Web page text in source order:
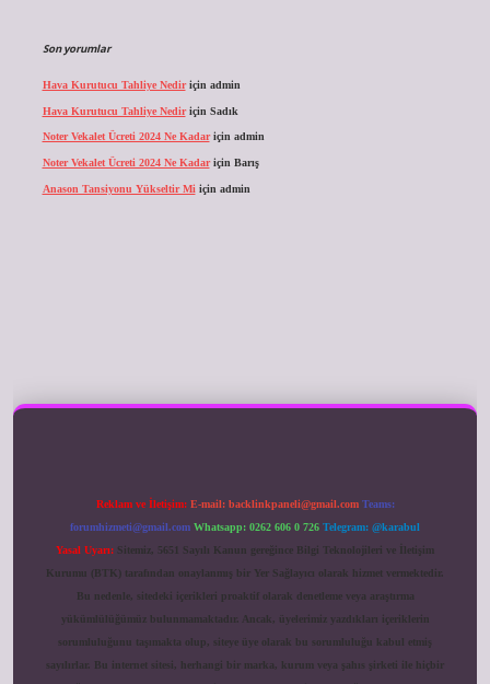
Son yorumlar
Hava Kurutucu Tahliye Nediriçin admin
Hava Kurutucu Tahliye Nediriçin Sadık
Noter Vekalet Ücreti 2024 Ne Kadariçin admin
Noter Vekalet Ücreti 2024 Ne Kadariçin Barış
Anason Tansiyonu Yükseltir Mi için admin
Reklam ve İletişim: E-mail: backlinkpaneli@gmail.com Teams:
forumhizmeti@gmail.com Whatsapp: 0262 606 0 726 Telegram: @karabul
Yasal Uyarı: Sitemiz, 5651 Sayılı Kanun gereğince Bilgi Teknolojileri ve İletişim
Kurumu (BTK) tarafından onaylanmış bir Yer Sağlayıcı olarak hizmet vermektedir.
Bu nedenle, sitedeki içerikleri proaktif olarak denetleme veya araştırma
yükümlülüğümüz bulunmamaktadır. Ancak, üyelerimiz yazdıkları içeriklerin
sorumluluğunu taşımakta olup, siteye üye olarak bu sorumluluğu kabul etmiş
sayılırlar. Bu internet sitesi, herhangi bir marka, kurum veya şahıs şirketi ile hiçbir